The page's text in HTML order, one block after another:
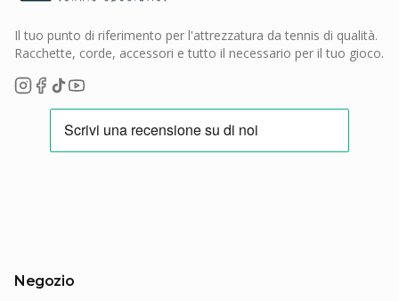
Il tuo punto di riferimento per l'attrezzatura da tennis di qualità.
Racchette, corde, accessori e tutto il necessario per il tuo gioco.
Negozio